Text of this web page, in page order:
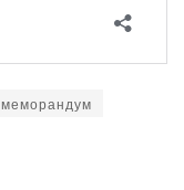
меморандум